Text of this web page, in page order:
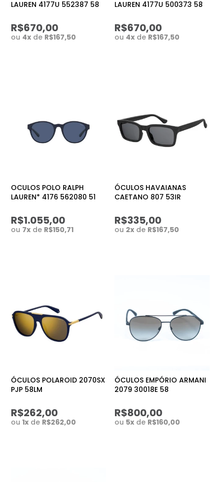
LAUREN 4177U 552387 58
R$670,00
ou 4x de R$167,50
LAUREN 4177U 500373 58
R$670,00
ou 4xde R$167,50
OCULOS POLO RALPH
LAUREN* 4176 562080 51
R$1.055,00
ou 7x de R$150,71
ÓCULOS HAVAIANAS
CAETANO 807 53IR
R$335,00
ou 2xde R$167,50
ÓCULOS POLAROID 2070SX
PJP 58LM
R$262,00
ou1x de R$262,00
ÓCULOS EMPÓRIO ARMANI
2079 30018E 58
R$800,00
ou 5xde R$160,00